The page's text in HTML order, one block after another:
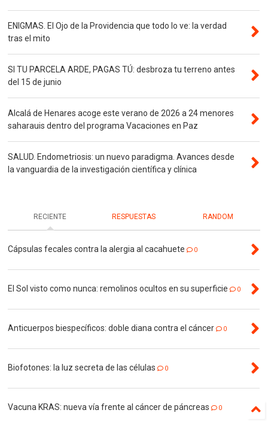
ENIGMAS. El Ojo de la Providencia que todo lo ve: la verdad
tras el mito
SI TU PARCELA ARDE, PAGAS TÚ: desbroza tu terreno antes
del 15 de junio
Alcalá de Henares acoge este verano de 2026 a 24 menores
saharauis dentro del programa Vacaciones en Paz
SALUD. Endometriosis: un nuevo paradigma. Avances desde
la vanguardia de la investigación científica y clínica
RECIENTE RESPUESTAS RANDOM
Cápsulas fecales contra la alergia al cacahuete 0
El Sol visto como nunca: remolinos ocultos en su superficie 0
Anticuerpos biespecíficos: doble diana contra el cáncer 0
Biofotones: la luz secreta de las células 0
Vacuna KRAS: nueva vía frente al cáncer de páncreas 0